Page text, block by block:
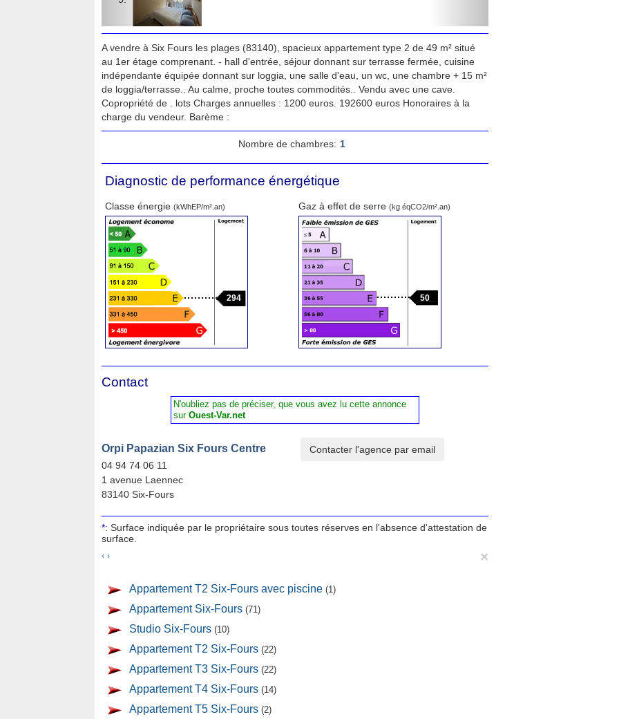
A vendre à Six Fours les plages (83140), spacieux appartement type 2 de 49 m² situé
au 1er étage comprenant. - hall d'entrée, séjour donnant sur terrasse fermée, cuisine
indépendante équipée donnant sur loggia, une salle d'eau, un wc, une chambre + 15 m²
de loggia/terrasse.. Au calme, proche toutes commodités.. Vendu avec une cave.
Copropriété de . lots Charges annuelles : 1200 euros. 192600 euros Honoraires à la
charge du vendeur. Barème :
Nombre de chambres: 1
Diagnostic de performance énergétique
Classe énergie (kWhEP/m².an)
294
Gaz à effet de serre (kg éqCO2/m².an)
50
Contact
N'oubliez pas de préciser, que vous avez lu cette annonce
sur Ouest-Var.net
Orpi Papazian Six Fours Centre
04 94 74 06 11
1 avenue Laennec
83140 Six-Fours
*: Surface indiquée par le propriétaire sous toutes réserves en l'absence d'attestation de
surface.
‹ › ×
Appartement T2 Six-Fours avec piscine (1)
Appartement Six-Fours (71)
Studio Six-Fours (10)
Appartement T2 Six-Fours (22)
Appartement T3 Six-Fours (22)
Appartement T4 Six-Fours (14)
Appartement T5 Six-Fours (2)